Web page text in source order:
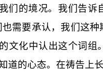
们的境况。我们告诉
需要承认，我们这
文化中认出这个词组
的心态。在祷告上